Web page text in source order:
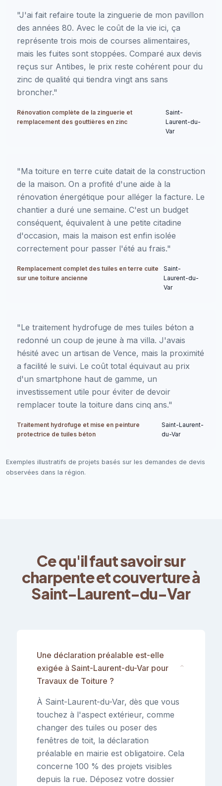
"J'ai fait refaire toute la zinguerie de mon pavillon
des années 80. Avec le coût de la vie ici, ça
représente trois mois de courses alimentaires,
mais les fuites sont stoppées. Comparé aux devis
reçus sur Antibes, le prix reste cohérent pour du
zinc de qualité qui tiendra vingt ans sans
broncher."
Rénovation complète de la zinguerie et
remplacement des gouttières en zinc
Saint-
Laurent-du-
Var
"Ma toiture en terre cuite datait de la construction
de la maison. On a profité d'une aide à la
rénovation énergétique pour alléger la facture. Le
chantier a duré une semaine. C'est un budget
conséquent, équivalent à une petite citadine
d'occasion, mais la maison est enfin isolée
correctement pour passer l'été au frais."
Remplacement complet des tuiles en terre cuite
sur une toiture ancienne
Saint-
Laurent-du-
Var
"Le traitement hydrofuge de mes tuiles béton a
redonné un coup de jeune à ma villa. J'avais
hésité avec un artisan de Vence, mais la proximité
a facilité le suivi. Le coût total équivaut au prix
d'un smartphone haut de gamme, un
investissement utile pour éviter de devoir
remplacer toute la toiture dans cinq ans."
Traitement hydrofuge et mise en peinture
protectrice de tuiles béton
Saint-Laurent-
du-Var
Exemples illustratifs de projets basés sur les demandes de devis
observées dans la région.
Ce qu'il faut savoir sur
charpente et couverture à
Saint-Laurent-du-Var
Une déclaration préalable est-elle
exigée à Saint-Laurent-du-Var pour
Travaux de Toiture ?
⌄
À Saint-Laurent-du-Var, dès que vous
touchez à l'aspect extérieur, comme
changer des tuiles ou poser des
fenêtres de toit, la déclaration
préalable en mairie est obligatoire. Cela
concerne 100 % des projets visibles
depuis la rue. Déposez votre dossier